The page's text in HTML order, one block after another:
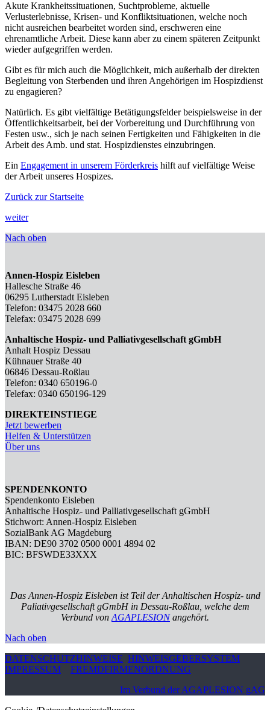
Akute Krankheitssituationen, Suchtprobleme, aktuelle
Verlusterlebnisse, Krisen- und Konfliktsituationen, welche noch
nicht ausreichen bearbeitet worden sind, erschweren eine
ehrenamtliche Arbeit. Diese kann aber zu einem späteren Zeitpunkt
wieder aufgegriffen werden.
Gibt es für mich auch die Möglichkeit, mich außerhalb der direkten
Begleitung von Sterbenden und ihren Angehörigen im Hospizdienst
zu engagieren?
Natürlich. Es gibt vielfältige Betätigungsfelder beispielsweise in der
Öffentlichkeitsarbeit, bei der Vorbereitung und Durchführung von
Festen usw., sich je nach seinen Fertigkeiten und Fähigkeiten in die
Arbeit des Amb. und stat. Hospizdienstes einzubringen.
Ein Engagement in unserem Förderkreis hilft auf vielfältige Weise
der Arbeit unseres Hospizes.
Zurück zur Startseite
weiter
Nach oben
Annen-Hospiz Eisleben
Hallesche Straße 46
06295 Lutherstadt Eisleben
Telefon: 03475 2028 660
Telefax: 03475 2028 699
Anhaltische Hospiz- und Palliativgesellschaft gGmbH
Anhalt Hospiz Dessau
Kühnauer Straße 40
06846 Dessau-Roßlau
Telefon: 0340 650196-0
Telefax: 0340 650196-129
DIREKTEINSTIEGE
Jetzt bewerben
Helfen & Unterstützen
Über uns
SPENDENKONTO
Spendenkonto Eisleben
Anhaltische Hospiz- und Palliativgesellschaft gGmbH
Stichwort: Annen-Hospiz Eisleben
SozialBank AG Magdeburg
IBAN: DE90 3702 0500 0001 4894 02
BIC: BFSWDE33XXX
Das Annen-Hospiz Eisleben ist Teil der Anhaltischen Hospiz- und
Paliativgesellschaft gGmbH in Dessau-Roßlau, welche dem
Verbund von AGAPLESIONangehört.
Nach oben
DATENSCHUTZHINWEISE HINWEISGEBERSYSTEM
IMPRESSUM
FREMDFIRMENORDNUNG
Im Verbund der AGAPLESION gAG